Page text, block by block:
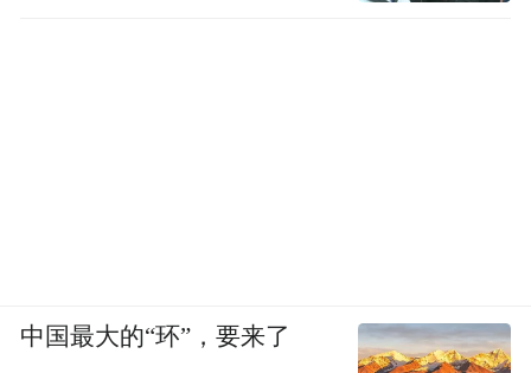
中国最大的“环”，要来了